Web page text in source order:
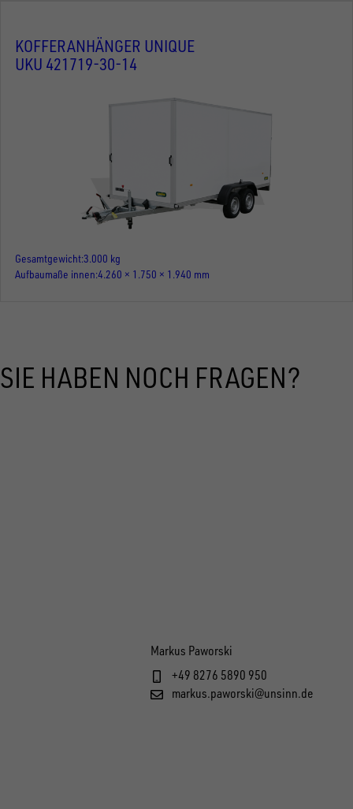
KOFFERANHÄNGER UNIQUE
UKU 421719-30-14
Gesamtgewicht3.000 kg
Aufbaumaße innen 4.260 × 1.750 × 1.940 mm
SIE HABEN NOCH FRAGEN?
Markus Paworski
+49 8276 5890 950
markus.paworski@unsinn.de